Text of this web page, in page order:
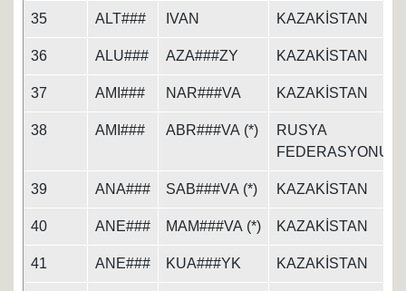
35 ALT### IVAN KAZAKİSTAN
36 ALU### AZA###ZY KAZAKİSTAN
37 AMI### NAR###VA KAZAKİSTAN
38 AMI### ABR###VA (*)
RUSYA
FEDERASYONU
39 ANA### SAB###VA (*) KAZAKİSTAN
40 ANE### MAM###VA (*) KAZAKİSTAN
41 ANE### KUA###YK KAZAKİSTAN